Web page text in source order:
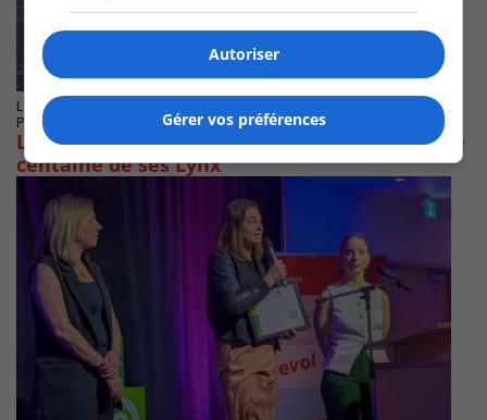
LONGUEUIL
Publié le 13 mai 2025 à 15h40
Le Cégep Édouard-Montpetit récompense une
centaine de ses Lynx
Autoriser
Gérer vos préférences